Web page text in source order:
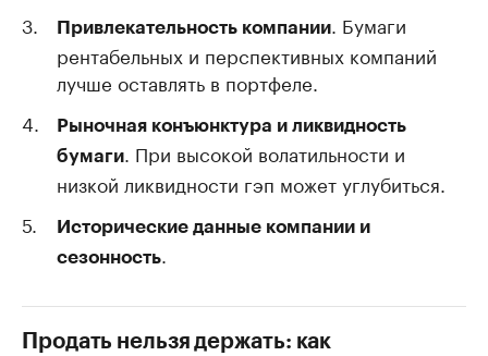
Привлекательность компании. Бумаги
рентабельных и перспективных компаний
лучше оставлять в портфеле.
Рыночная конъюнктура и ликвидность
бумаги. При высокой волатильности и
низкой ликвидности гэп может углубиться.
Исторические данные компании и
сезонность.
Продать нельзя держать: как